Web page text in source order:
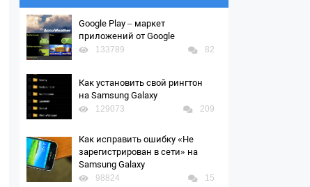
Google Play – маркет
приложений от Google
133789 82
Как установить свой рингтон
на Samsung Galaxy
129073 209
Как исправить ошибку «Не
зарегистрирован в сети» на
Samsung Galaxy
98824 15